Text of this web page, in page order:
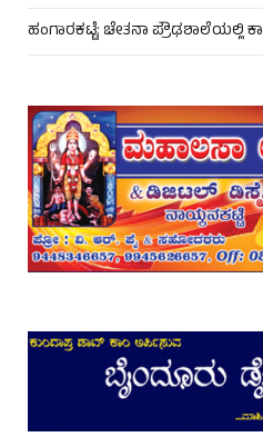
ಹಂಗಾರಕಟ್ಟೆ: ಚೇತನಾ ಪ್ರೌಢಶಾಲೆಯಲ್ಲಿ